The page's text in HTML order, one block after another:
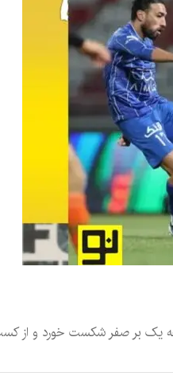
یک بر صفر شکست خورد و از کسب